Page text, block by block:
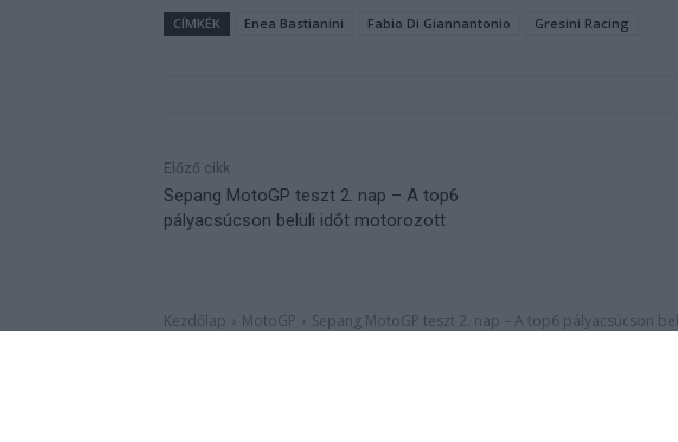
CÍMKÉK Enea Bastianini Fabio Di Giannantonio Gresini Racing
Előző cikk
Sepang MotoGP teszt 2. nap – A top6
pályacsúcson belüli időt motorozott